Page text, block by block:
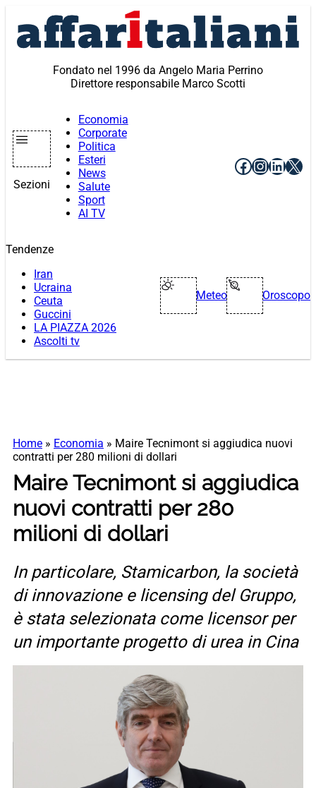
contenuto
Fondato nel 1996 da Angelo Maria Perrino
Direttore responsabile Marco Scotti
Sezioni
Economia
Corporate
Politica
Esteri
News
Salute
Sport
AI TV
Facebook
X
Tendenze
Iran
Ucraina
Ceuta
Guccini
LA PIAZZA 2026
Ascolti tv
Meteo Oroscopo
Home » Economia » Maire Tecnimont si aggiudica nuovi
contratti per 280 milioni di dollari
Maire Tecnimont si aggiudica
nuovi contratti per 280
milioni di dollari
In particolare, Stamicarbon, la società
di innovazione e licensing del Gruppo,
è stata selezionata come licensor per
un importante progetto di urea in Cina